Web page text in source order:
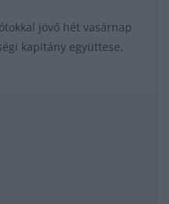
jövő hét vasárnap
kapitány együttese,